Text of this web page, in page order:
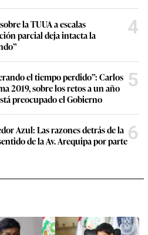
la TUUA a escalas
parcial deja intacta la
4
el tiempo perdido”: Carlos
2019, sobre los retos a un año
preocupado el Gobierno
5
Azul: Las razones detrás de la
de la Av. Arequipa por parte6